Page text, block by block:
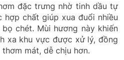
đặc trưng nhờ tinh dầu tự
hợp chất giúp xua đuổi nhiều
chét. Mùi hương này khiến
xa khu vực được xử lý, đồng
mát, dễ chịu hơn.